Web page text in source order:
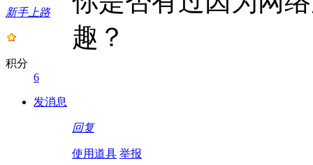
新手上路
积分
6
发消息
趣？
回复
使用道具 举报